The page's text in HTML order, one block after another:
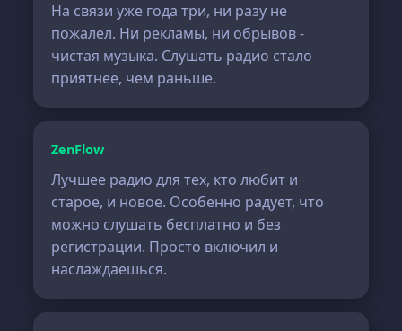
На связи уже года три, ни разу не
пожалел. Ни рекламы, ни обрывов -
чистая музыка. Слушать радио стало
приятнее, чем раньше.
ZenFlow
Лучшее радио для тех, кто любит и
старое, и новое. Особенно радует, что
можно слушать бесплатно и без
регистрации. Просто включил и
наслаждаешься.